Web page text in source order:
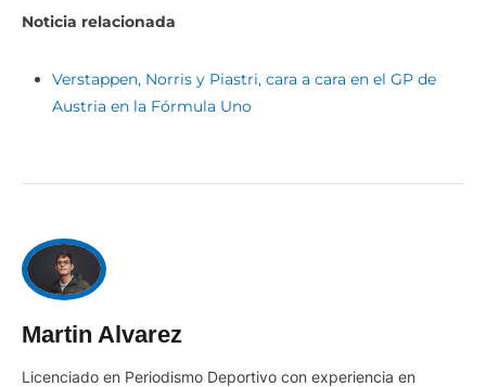
Noticia relacionada
Verstappen, Norris y Piastri, cara a cara en el GP de
Austria en la Fórmula Uno
Martin Alvarez
Licenciado en Periodismo Deportivo con experiencia en